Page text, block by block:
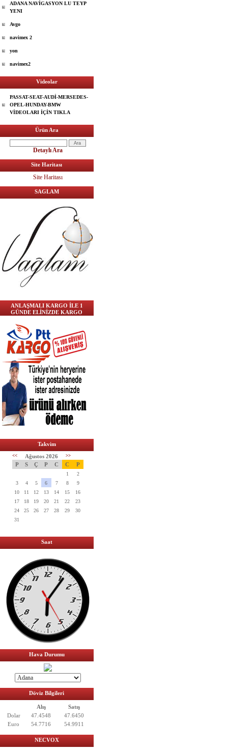
ADANA NAVİGASYON LU TEYP
YENI
Avgo
navimex 2
yon
navimex2
Videolar
PASSAT-SEAT-AUDİ-MERSEDES-
OPEL-HUNDAY-BMW
VİDEOLARI İÇİN TIKLA
Ürün Ara
Detaylı Ara
Site Haritası
Site Haritası
SAGLAM
ANLAŞMALI KARGO İLE 1
GÜNDE ELİNİZDE KARGO
Takvim
<< Ağustos 2026 >>
P S Ç P C C P
1
2
3
4 5 6 7 8
9
10
11 12 13 14 15
16
17
18 19 20 21 22
23
24
25 26 27 28 29
30
31
Saat
Hava Durumu
Döviz Bilgileri
Alış
Satış
Dolar
47.4548
47.6450
Euro
54.7716 54.9911
NECVOX